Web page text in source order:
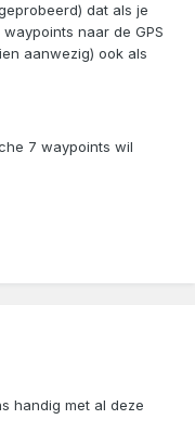
dat als je
naar de GPS
aanwezig) ook als
7 waypoints wil
handig met al deze